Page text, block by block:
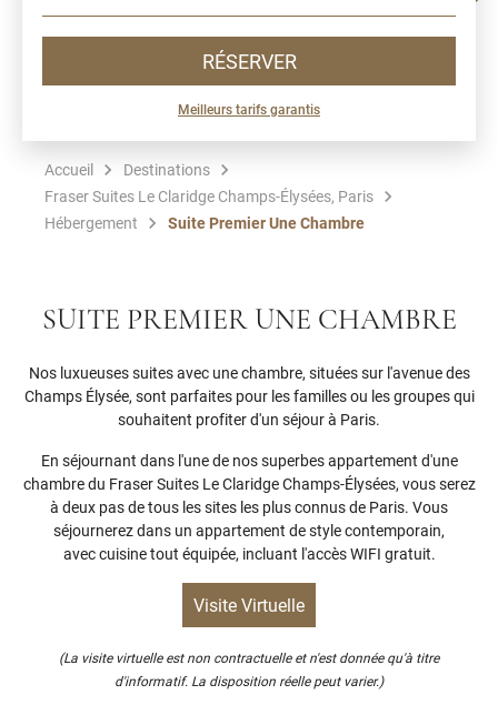
RÉSERVER
Meilleurs tarifs garantis
Accueil
Destinations
Fraser Suites Le Claridge Champs-Élysées, Paris
Hébergement
Suite Premier Une Chambre
SUITE PREMIER UNE CHAMBRE
Nos luxueuses suites avec une chambre, situées sur l'avenue des
Champs Élysée, sont parfaites pour les familles ou les groupes qui
souhaitent profiter d'un séjour à Paris.
En séjournant dans l'une de nos superbes appartement d'une
chambre du Fraser Suites Le Claridge Champs-Élysées, vous serez
à deux pas de tous les sites les plus connus de Paris. Vous
séjournerez dans un appartement de style contemporain,
avec cuisine tout équipée, incluant l'accès WIFI gratuit.
Visite Virtuelle
(La visite virtuelle est non contractuelle et n'est donnée qu'à titre
d'informatif. La disposition réelle peut varier.)